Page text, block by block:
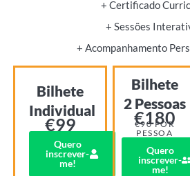
+ Certificado
+ Sessões
+ Acompanhamento
Bilhete
Individual
€99
Quero
inscrever-
me!
Bilhete
2 Pessoas
€180
€90 POR
PESSOA
Quero
inscrever-
me!